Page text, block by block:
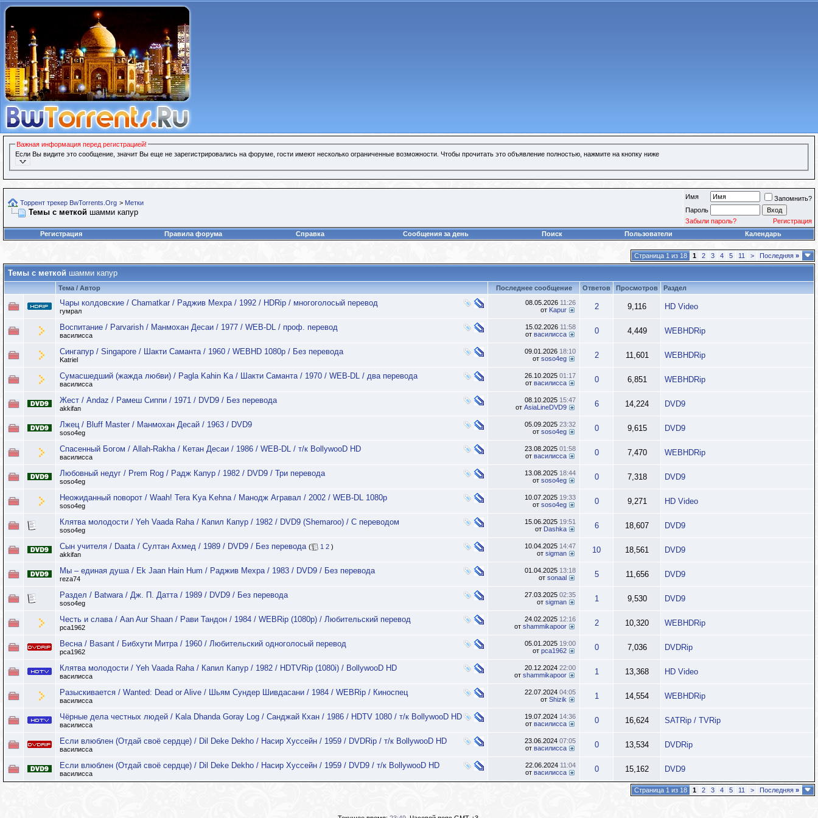
Важная информация перед регистрацией!
Если Вы видите это сообщение, значит Вы еще не зарегистрировались на форуме, гости имеют несколько ограниченные возможности. Чтобы прочитать это объявление полностью, нажмите на кнопку ниже
Торрент трекер BwTorrents.Org > Метки
Темы с меткой шамми капур
Имя
Запомнить?
Пароль
Забыли пароль?
Регистрация
Регистрация
Правила форума Справка Сообщения за день Поиск Пользователи Календарь
Страница 1 из 18 1 2 3 4 5 11 > Последняя »
Темы с меткой шамми капур
Тема / Автор Последнее сообщение Ответов Просмотров Раздел
Чары колдовские / Chamatkar / Раджив Мехра / 1992 / HDRip / многоголосый перевод
гумрал
08.05.2026 11:26
от Kapur 2 9,116 HD Video
Воспитание / Parvarish / Манмохан Десаи / 1977 / WEB-DL / проф. перевод
василисса
15.02.2026 11:58
от василисса 0 4,449 WEBHDRip
Сингапур / Singapore / Шакти Саманта / 1960 / WEBHD 1080p / Без перевода
Katriel
09.01.2026 18:10
от soso4eg 2 11,601 WEBHDRip
Сумасшедший (жажда любви) / Pagla Kahin Ka / Шакти Саманта / 1970 / WEB-DL / два перевода
василисса
26.10.2025 01:17
от василисса 0 6,851 WEBHDRip
Жест / Andaz / Рамеш Сиппи / 1971 / DVD9 / Без перевода
akkifan
08.10.2025 15:47
от AsiaLineDVD9 6 14,224 DVD9
Лжец / Bluff Master / Манмохан Десай / 1963 / DVD9
soso4eg
05.09.2025 23:32
от soso4eg 0 9,615 DVD9
Спасенный Богом / Allah-Rakha / Кетан Десаи / 1986 / WEB-DL / т/к BollywooD HD
василисса
23.08.2025 01:58
от василисса 0 7,470 WEBHDRip
Любовный недуг / Prem Rog / Радж Капур / 1982 / DVD9 / Три перевода
soso4eg
13.08.2025 18:44
от soso4eg 0 7,318 DVD9
Неожиданный поворот / Waah! Tera Kya Kehna / Манодж Агравал / 2002 / WEB-DL 1080p
soso4eg
10.07.2025 19:33
от soso4eg 0 9,271 HD Video
Клятва молодости / Yeh Vaada Raha / Капил Капур / 1982 / DVD9 (Shemaroo) / С переводом
soso4eg
15.06.2025 19:51
от Dashka 6 18,607 DVD9
Сын учителя / Daata / Султан Ахмед / 1989 / DVD9 / Без перевода ( 1 2 )
akkifan
10.04.2025 14:47
от sigman 10 18,561 DVD9
Мы – единая душа / Ek Jaan Hain Hum / Раджив Мехра / 1983 / DVD9 / Без перевода
reza74
01.04.2025 13:18
от sonaal 5 11,656 DVD9
Раздел / Batwara / Дж. П. Датта / 1989 / DVD9 / Без перевода
soso4eg
27.03.2025 02:35
от sigman 1 9,530 DVD9
Честь и слава / Aan Aur Shaan / Рави Тандон / 1984 / WEBRip (1080p) / Любительский перевод
pca1962
24.02.2025 12:16
от shammikapoor 2 10,320 WEBHDRip
Весна / Basant / Бибхути Митра / 1960 / Любительский одноголосый перевод
pca1962
05.01.2025 19:00
от pca1962 0 7,036 DVDRip
Клятва молодости / Yeh Vaada Raha / Капил Капур / 1982 / HDTVRip (1080i) / BollywooD HD
василисса
20.12.2024 22:00
от shammikapoor 1 13,368 HD Video
Разыскивается / Wanted: Dead or Alive / Шьям Сундер Шивдасани / 1984 / WEBRip / Киноспец
василисса
22.07.2024 04:05
от Shizik 1 14,554 WEBHDRip
Чёрные дела честных людей / Kala Dhanda Goray Log / Санджай Кхан / 1986 / HDTV 1080 / т/к BollywooD HD
василисса
19.07.2024 14:36
от василисса 0 16,624 SATRip / TVRip
Если влюблен (Отдай своё сердце) / Dil Deke Dekho / Насир Хуссейн / 1959 / DVDRip / т/к BollywooD HD
василисса
23.06.2024 07:05
от василисса 0 13,534 DVDRip
Если влюблен (Отдай своё сердце) / Dil Deke Dekho / Насир Хуссейн / 1959 / DVD9 / т/к BollywooD HD
василисса
22.06.2024 11:04
от василисса 0 15,162 DVD9
Страница 1 из 18 1 2 3 4 5 11 > Последняя »